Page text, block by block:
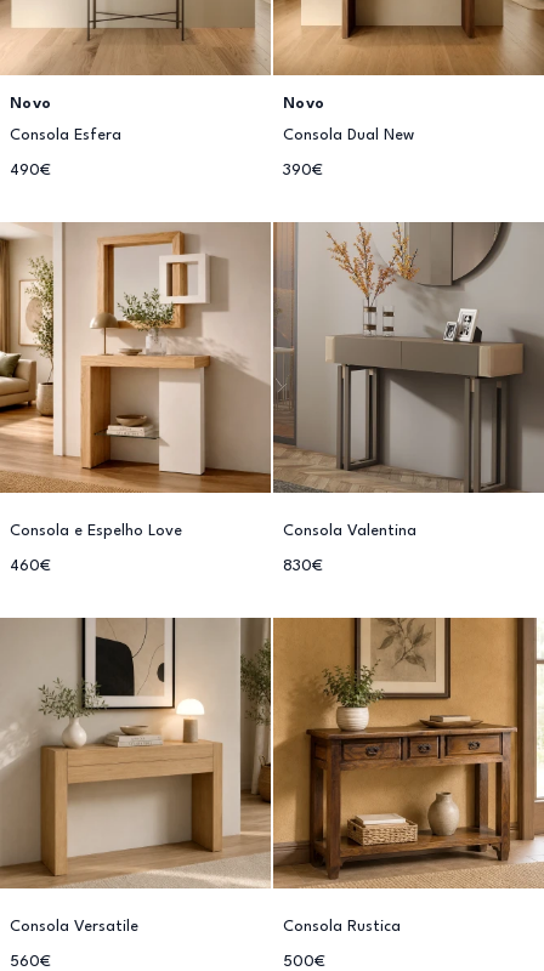
Novo
Consola Esfera
490€
Novo
Consola Dual New
390€
Consola e Espelho Love
460€
Consola Valentina
830€
Consola Versatile
560€
Consola Rustica
500€